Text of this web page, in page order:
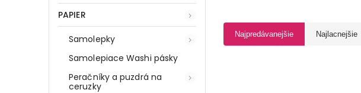
PAPIER
Samolepky
Samolepiace Washi pásky
Peračníky a puzdrá na
ceruzky
Najpredávanejšie Najlacnejšie